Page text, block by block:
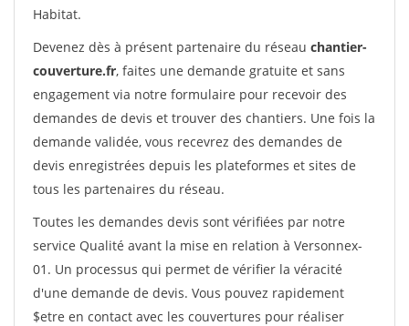
Habitat.
Devenez dès à présent partenaire du réseau chantier-
couverture.fr, faites une demande gratuite et sans
engagement via notre formulaire pour recevoir des
demandes de devis et trouver des chantiers. Une fois la
demande validée, vous recevrez des demandes de
devis enregistrées depuis les plateformes et sites de
tous les partenaires du réseau.
Toutes les demandes devis sont vérifiées par notre
service Qualité avant la mise en relation à Versonnex-
01. Un processus qui permet de vérifier la véracité
d'une demande de devis. Vous pouvez rapidement
$etre en contact avec les couvertures pour réaliser